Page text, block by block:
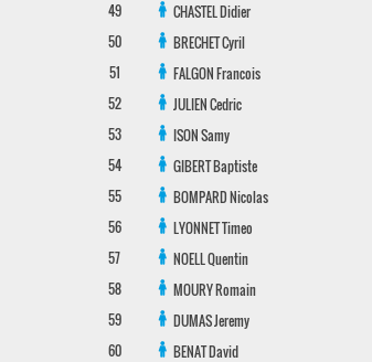
49
CHASTELDidier
50
BRECHETCyril
51
FALGONFrancois
52
JULIENCedric
53
ISONSamy
54
GIBERTBaptiste
55
BOMPARDNicolas
56
LYONNETTimeo
57
NOELLQuentin
58
MOURYRomain
59
DUMASJeremy
60
BENATDavid